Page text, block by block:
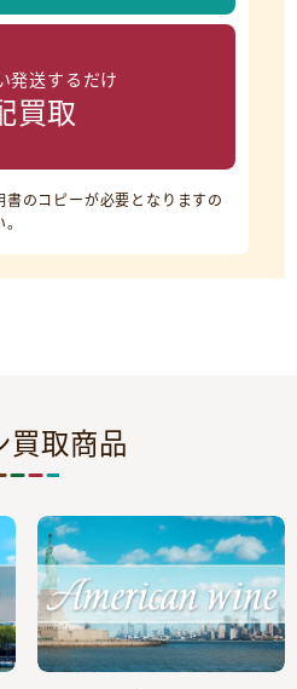
発送するだけ
買取
のコピーが必要となりますの
買取商品